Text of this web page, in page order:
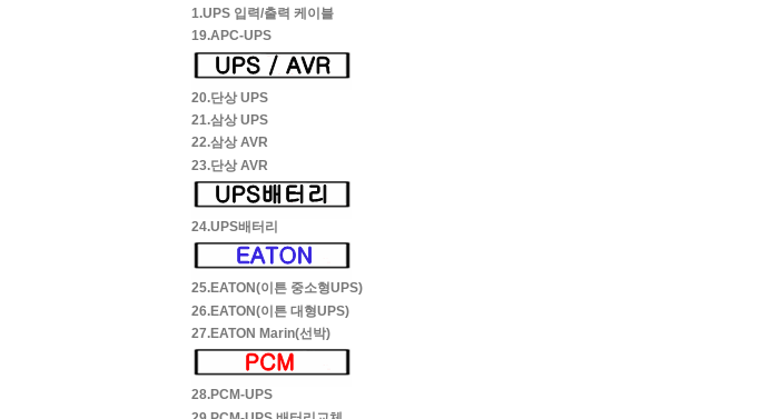
1.UPS 입력/출력 케이블
19.APC-UPS
20.단상 UPS
21.삼상 UPS
22.삼상 AVR
23.단상 AVR
24.UPS배터리
25.EATON(이튼 중소형UPS)
26.EATON(이튼 대형UPS)
27.EATON Marin(선박)
28.PCM-UPS